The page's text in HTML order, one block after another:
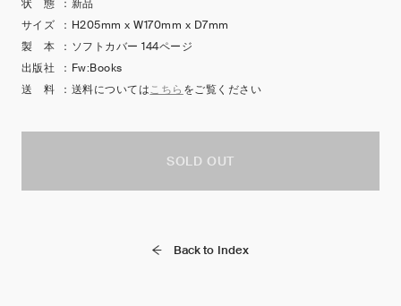
状 態
： 新品
サイズ
： H205mm x W170mm x D7mm
製 本
： ソフトカバー 144ページ
出版社
： Fw:Books
送 料
： 送料についてはこちら をご覧ください
SOLD OUT
Back to Index